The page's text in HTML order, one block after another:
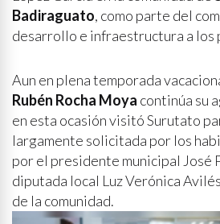
Badiraguato, como parte del
desarrollo e infraestructura a los
Aun en plena temporada
Rubén Rocha Moya continúa su
en esta ocasión visitó Surutato
largamente solicitada por los
por el presidente municipal José
diputada local Luz Verónica
de la comunidad.